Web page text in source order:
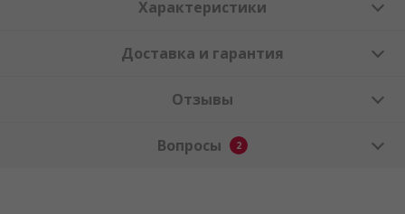
Характеристики
Доставка и гарантия
Отзывы
Вопросы 2